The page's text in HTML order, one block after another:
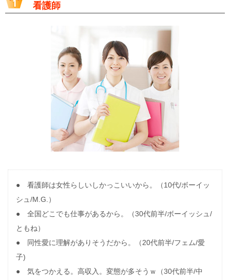
看護師
● 看護師は女性らしいしかっこいいから。（10代/ボーイッ
シュ/M.G.）
● 全国どこでも仕事があるから。（30代前半/ボーイッシュ/
ともね）
● 同性愛に理解がありそうだから。（20代前半/フェム/愛
子)
● 気をつかえる。高収入。変態が多そうｗ（30代前半/中